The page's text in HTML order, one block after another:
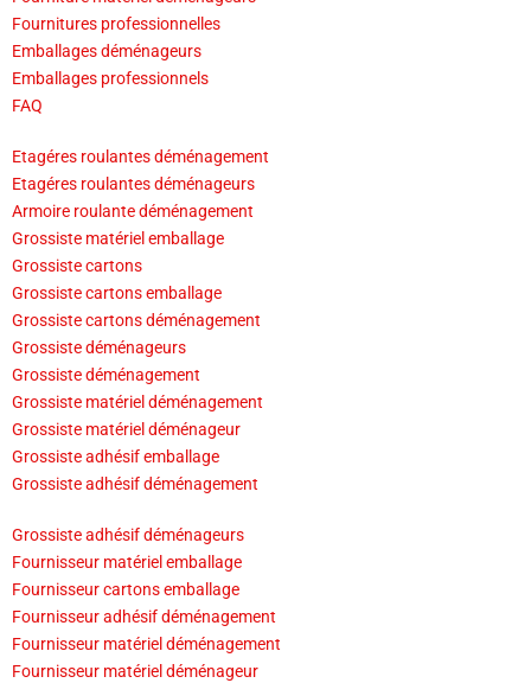
Fournitures professionnelles
Emballages déménageurs
Emballages professionnels
FAQ
Etagéres roulantes déménagement
Etagéres roulantes déménageurs
Armoire roulante déménagement
Grossiste matériel emballage
Grossiste cartons
Grossiste cartons emballage
Grossiste cartons déménagement
Grossiste déménageurs
Grossiste déménagement
Grossiste matériel déménagement
Grossiste matériel déménageur
Grossiste adhésif emballage
Grossiste adhésif déménagement
Grossiste adhésif déménageurs
Fournisseur matériel emballage
Fournisseur cartons emballage
Fournisseur adhésif déménagement
Fournisseur matériel déménagement
Fournisseur matériel déménageur